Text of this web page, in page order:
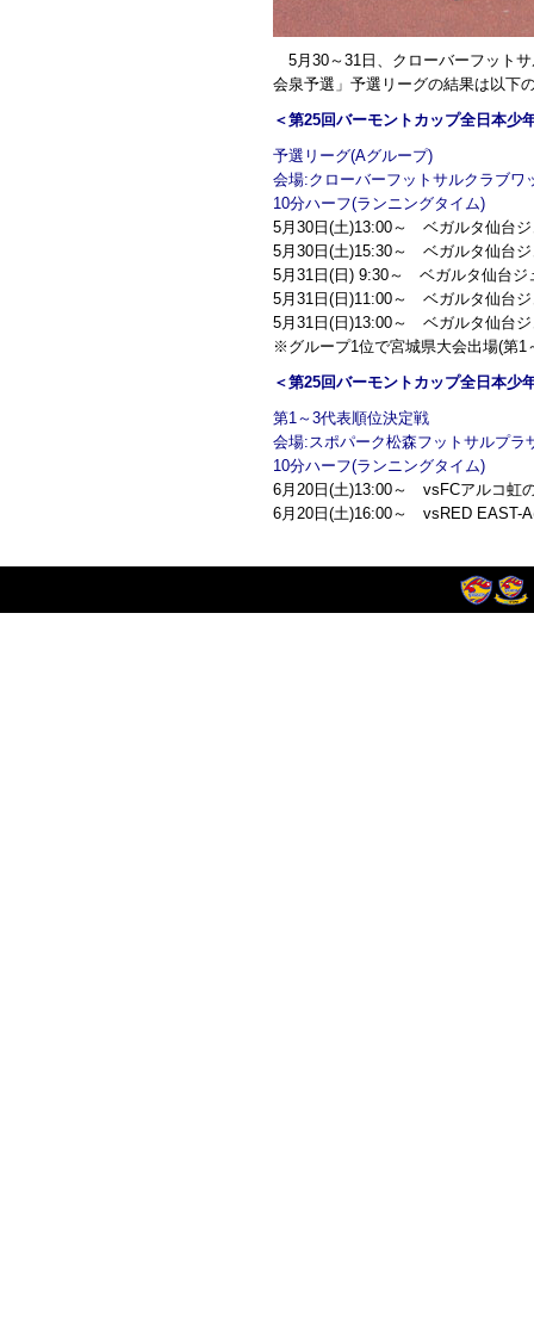
5月30～31日、クローバーフット
会泉予選」予選リーグの結果は以下
＜第25回バーモントカップ全日本少
予選リーグ(Aグループ)
会場:クローバーフットサルクラブワ
10分ハーフ(ランニングタイム)
5月30日(土)13:00～ ベガルタ仙台
5月30日(土)15:30～ ベガルタ仙台
5月31日(日) 9:30～ ベガルタ仙台ジ
5月31日(日)11:00～ ベガルタ仙台
5月31日(日)13:00～ ベガルタ仙台ジ
※グループ1位で宮城県大会出場(第1
＜第25回バーモントカップ全日本少
第1～3代表順位決定戦
会場:スポパーク松森フットサルプラ
10分ハーフ(ランニングタイム)
6月20日(土)13:00～ vsFCアルコ虹
6月20日(土)16:00～ vsRED EAST-